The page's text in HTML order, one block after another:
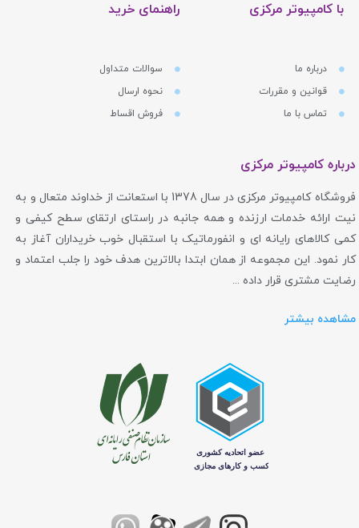
با کامپیوتر مرکزی
درباره ما
قوانین و مقررات
تماس با ما
راهنمای خرید
سوالات متداول
نحوه ارسال
فروش اقساط
درباره کامپیوتر مرکزی
فروشگاه کامپیوتر مرکزی در سال 1378 با استعانت از خداوند متعال و به
نیت ارائه خدمات ارزنده و همه جانبه در راستای ارتقای سطح کیفی و
کمی کالاهای رایانه ای و انفورماتیک با استقبال خوب خریداران آغاز به
کار نمود. این مجموعه از همان ابتدا بالاترین هدف خود را جلب اعتماد و
رضایت مشتری قرار داده ...
مشاهده بیشتر